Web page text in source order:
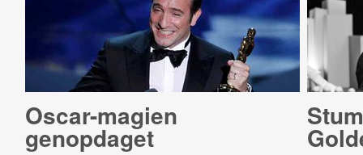
Oscar-magien
genopdaget